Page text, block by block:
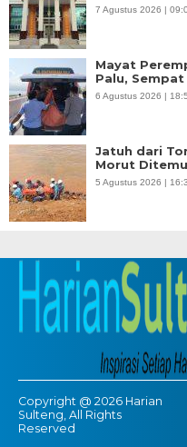
7 Agustus 2026 |
Mayat
Palu,
6 Agustus 2026 |
Jatuh dari
Morut
5 Agustus 2026 |
Copyright @ 2026 Harian
Sulteng, All Rights
Reserved